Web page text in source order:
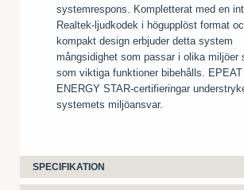
systemrespons. Kompletterat med en
Realtek-ljudkodek i högupplöst format
kompakt design erbjuder detta system
mångsidighet som passar i olika miljöer
som viktiga funktioner bibehålls.
ENERGY STAR-certifieringar
systemets miljöansvar.
SPECIFIKATION